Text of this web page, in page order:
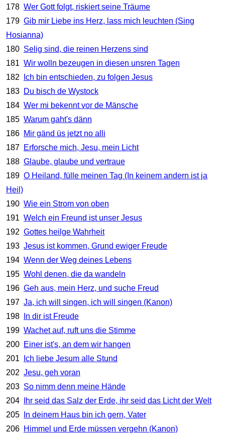
178 Wer Gott folgt, riskiert seine Träume
179 Gib mir Liebe ins Herz, lass mich leuchten (Sing
Hosianna)
180 Selig sind, die reinen Herzens sind
181 Wir wolln bezeugen in diesen unsren Tagen
182
Ich bin entschieden, zu folgen Jesus
183 Du bisch de Wystock
184 Wer mi bekennt vor de Mänsche
185 Warum gaht's dänn
186 Mir gänd üs jetzt no alli
187 Erforsche mich, Jesu, mein Licht
188 Glaube, glaube und vertraue
189 O Heiland, fülle meinen Tag (In keinem andern ist ja
Heil)
190 Wie ein Strom von oben
191 Welch ein Freund ist unser Jesus
192 Gottes heilge Wahrheit
193 Jesus ist kommen, Grund ewiger Freude
194 Wenn der Weg deines Lebens
195 Wohl denen, die da wandeln
196 Geh aus, mein Herz, und suche Freud
197 Ja, ich will singen, ich will singen (Kanon)
198
In dir ist Freude
199 Wachet auf, ruft uns die Stimme
200 Einer ist's, an dem wir hangen
201
Ich liebe Jesum alle Stund
202 Jesu, geh voran
203 So nimm denn meine Hände
204
Ihr seid das Salz der Erde, ihr seid das Licht der Welt
205
In deinem Haus bin ich gern, Vater
206 Himmel und Erde müssen vergehn (Kanon)